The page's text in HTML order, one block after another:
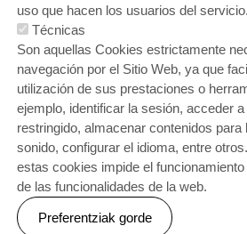
ORRI-OINA¿Quieres trabajar con nosotros?
Política de cookies
Aviso legal
Gracias y
Webgune hau Ikastolen
uso que hacen los usuarios del servicio.
Técnicas
Son aquellas Cookies estrictamente
navegación por el Sitio Web, ya que
utilización de sus prestaciones o
ejemplo, identificar la sesión, acceder
restringido, almacenar contenidos para
sonido, configurar el idioma, entre
estas cookies impide el
de las funcionalidades de la web.
Preferentziak gorde